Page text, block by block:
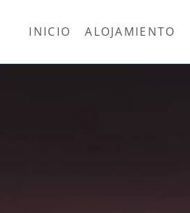
INICIO ALOJAMIENTO